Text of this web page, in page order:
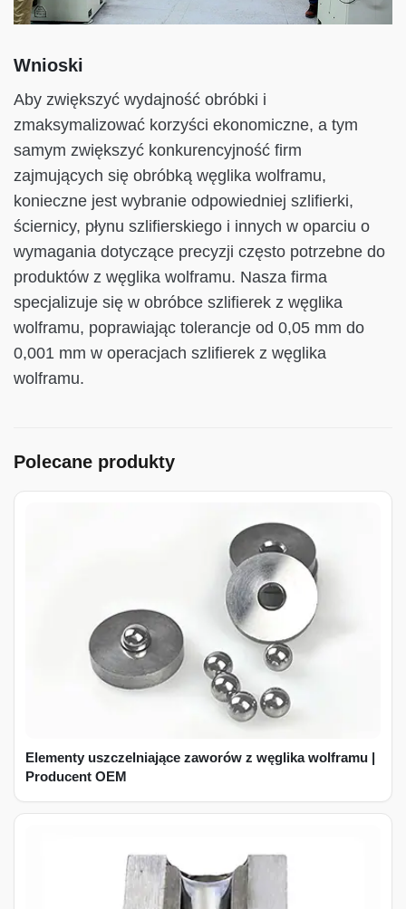
Wnioski
Aby zwiększyć wydajność obróbki i
zmaksymalizować korzyści ekonomiczne, a tym
samym zwiększyć konkurencyjność firm
zajmujących się obróbką węglika wolframu,
konieczne jest wybranie odpowiedniej szlifierki,
ściernicy, płynu szlifierskiego i innych w oparciu o
wymagania dotyczące precyzji często potrzebne do
produktów z węglika wolframu. Nasza firma
specjalizuje się w obróbce szlifierek z węglika
wolframu, poprawiając tolerancje od 0,05 mm do
0,001 mm w operacjach szlifierek z węglika
wolframu.
Polecane produkty
Elementy uszczelniające zaworów z węglika wolframu |
Producent OEM